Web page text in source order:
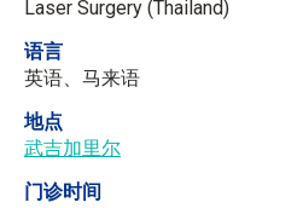
Laser Surgery (Thailand)
语言
英语、马来语
地点
武吉加里尔
门诊时间